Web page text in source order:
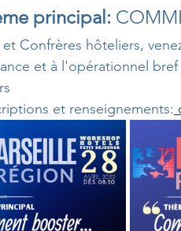
principal:
Confrères hôteliers,
et à l'opérationnel
et renseignements: